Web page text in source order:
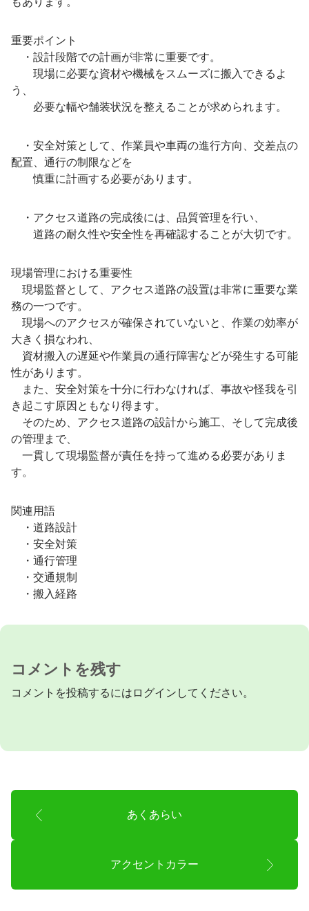
重要ポイント
・設計段階での計画が非常に重要です。
現場に必要な資材や機械をスムーズに搬入できるよ
う、
必要な幅や舗装状況を整えることが求められます。
・安全対策として、作業員や車両の進行方向、交差点の
配置、通行の制限などを
慎重に計画する必要があります。
・アクセス道路の完成後には、品質管理を行い、
道路の耐久性や安全性を再確認することが大切です。
現場管理における重要性
現場監督として、アクセス道路の設置は非常に重要な業
務の一つです。
現場へのアクセスが確保されていないと、作業の効率が
大きく損なわれ、
資材搬入の遅延や作業員の通行障害などが発生する可能
性があります。
また、安全対策を十分に行わなければ、事故や怪我を引
き起こす原因ともなり得ます。
そのため、アクセス道路の設計から施工、そして完成後
の管理まで、
一貫して現場監督が責任を持って進める必要がありま
す。
関連用語
・道路設計
・安全対策
・通行管理
・交通規制
・搬入経路
コメントを残す
コメントを投稿するには ログイン してください。
あくあらい
アクセントカラー